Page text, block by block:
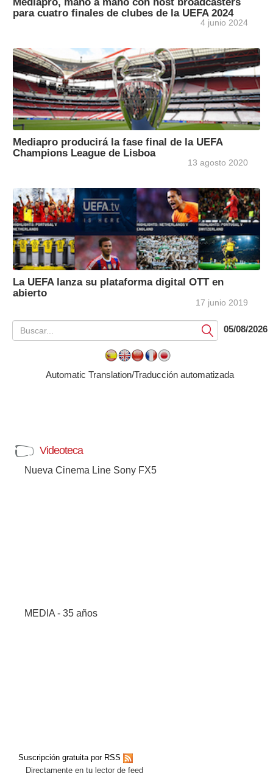
para cuatro finales de clubes de la UEFA 2024
4 junio 2024
Mediapro producirá la fase final de la UEFA
Champions League de Lisboa
13 agosto 2020
La UEFA lanza su plataforma digital OTT en
abierto
17 junio 2019
Submit05/08/2026
Automatic Translation/Traducción automatizada
Videoteca
Nueva Cinema Line Sony FX5
MEDIA - 35 años
Suscripción gratuita por RSS
Directamente en tu lector de feed